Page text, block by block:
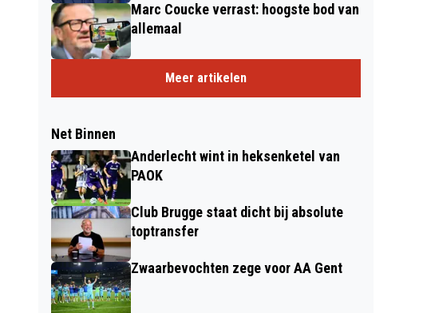
Marc Coucke verrast: hoogste bod van
allemaal
Meer artikelen
Net Binnen
Anderlecht wint in heksenketel van
PAOK
Club Brugge staat dicht bij absolute
toptransfer
Zwaarbevochten zege voor AA Gent